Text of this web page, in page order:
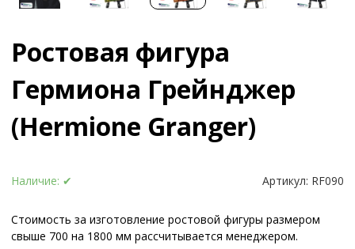
Ростовая фигура
Гермиона Грейнджер
(Hermione Granger)
Наличие: ✔ Артикул: RF090
Стоимость за изготовление ростовой фигуры размером
свыше 700 на 1800 мм рассчитывается менеджером.